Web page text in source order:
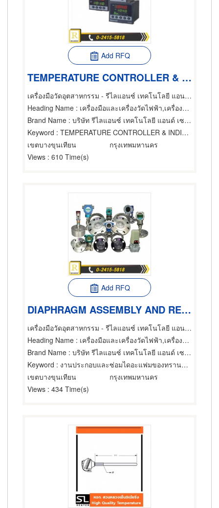
Add RFQ
TEMPERATURE CONTROLLER & INDICATOR/เครื่องมือควบคุมอุณหภูมิและอุปกรณ์แสดงผล
เครื่องมือวัดอุตสาหกรรม - รีไลแอนซ์ เทคโนโลยี แอนด์ เซอร์วิส
Heading Name : เครื่องมือและเครื่องวัดไฟฟ้า,เครื่องควบคุมแรงดันและระบบจ่ายกระแสไฟฟ้าต่อเนื่อง,ผู้ขายเครื่องมือและอุปกรณ์อิเล็กทรอนิกส์
Brand Name : บริษัท รีไลแอนซ์ เทคโนโลยี แอนด์ เซอร์วิส จำกัด
Keyword : TEMPERATURE CONTROLLER & INDICATOR
เขตบางขุนเทียน
กรุงเทพมหานคร
Views : 610 Time(s)
Add RFQ
DIAPHRAGM ASSEMBLY AND REPAIR/ งานประกอบและซ่อมไดอะแฟมของทรานสมิเตอร์
เครื่องมือวัดอุตสาหกรรม - รีไลแอนซ์ เทคโนโลยี แอนด์ เซอร์วิส
Heading Name : เครื่องมือและเครื่องวัดไฟฟ้า,เครื่องควบคุมแรงดันและระบบจ่ายกระแสไฟฟ้าต่อเนื่อง,ผู้ขายเครื่องมือและอุปกรณ์อิเล็กทรอนิกส์
Brand Name : บริษัท รีไลแอนซ์ เทคโนโลยี แอนด์ เซอร์วิส จำกัด
Keyword : งานประกอบและซ่อมไดอะแฟมของทรานสมิเตอร์
เขตบางขุนเทียน
กรุงเทพมหานคร
Views : 434 Time(s)